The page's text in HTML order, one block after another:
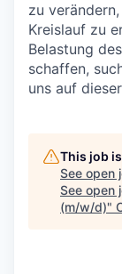
zu
Kreislauf zu
Belastung
schaffen,
uns auf
This job
See open
See open
(m/w/d)"